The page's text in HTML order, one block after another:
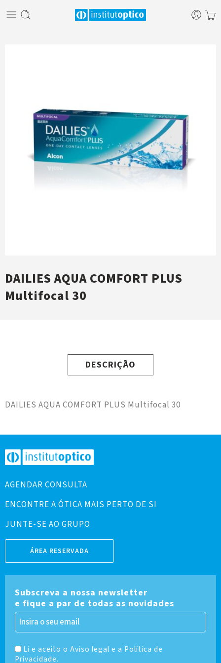
DAILIES AQUA COMFORT PLUS
Multifocal 30
DESCRIÇÃO
DAILIES AQUA COMFORT PLUS Multifocal 30
AGENDAR CONSULTA
ENCONTRE A ÓTICA MAIS PERTO DE SI
JUNTE-SE AO GRUPO
ÁREA RESERVADA
Subscreva a nossa newsletter
e fique a par de todas as novidades
Li e aceito o Aviso legal e a Política de
Privacidade.